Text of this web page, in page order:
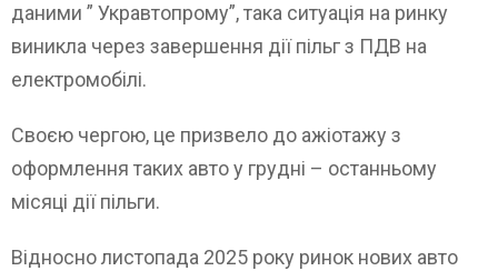
даними ” Укравтопрому”, така ситуація на ринку
виникла через завершення дії пільг з ПДВ на
електромобілі.
Своєю чергою, це призвело до ажіотажу з
оформлення таких авто у грудні – останньому
місяці дії пільги.
Відносно листопада 2025 року ринок нових авто